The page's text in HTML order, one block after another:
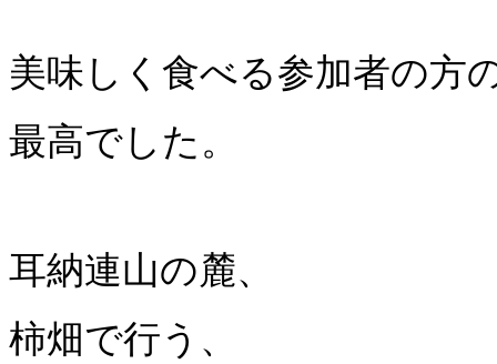
美味しく食べる参加者の方
最高でした。
耳納連山の麓、
柿畑で行う、